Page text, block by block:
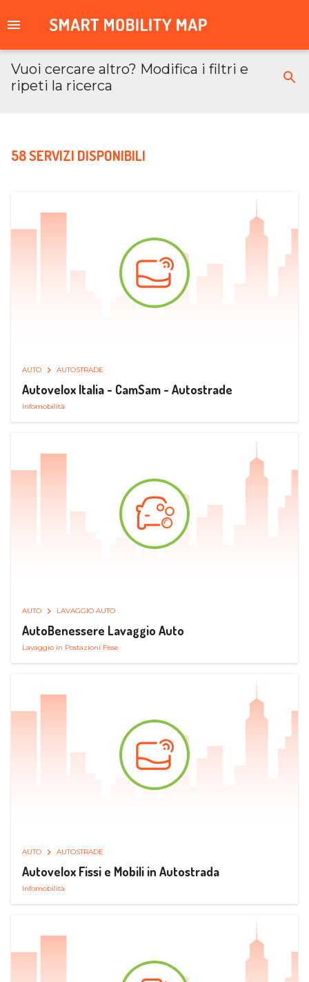
Vuoi cercare altro? Modifica i filtri e
ripeti la ricerca
58 SERVIZI DISPONIBILI
AUTO AUTOSTRADE
Autovelox Italia - CamSam - Autostrade
Infomobilità
AUTO LAVAGGIO AUTO
AutoBenessere Lavaggio Auto
Lavaggio in Postazioni Fisse
AUTO AUTOSTRADE
Autovelox Fissi e Mobili in Autostrada
Infomobilità